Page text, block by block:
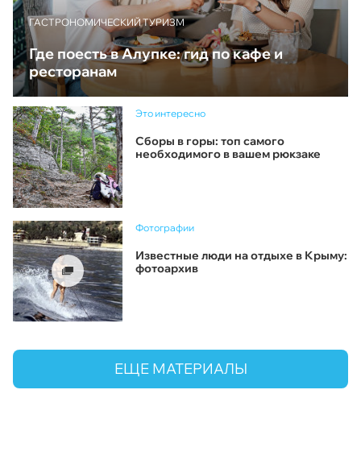
ГАСТРОНОМИЧЕСКИЙ ТУРИЗМ
Где поесть в Алупке: гид по кафе и
ресторанам
Это интересно
Сборы в горы: топ самого
необходимого в вашем рюкзаке
Фотографии
Известные люди на отдыхе в Крыму:
фотоархив
ЕЩЕ МАТЕРИАЛЫ